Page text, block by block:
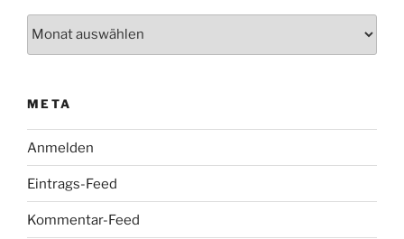
META
Anmelden
Eintrags-Feed
Kommentar-Feed